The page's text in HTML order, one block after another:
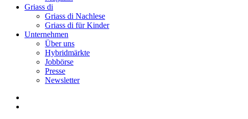
Griass di
Griass di Nachlese
Griass di für Kinder
Unternehmen
Über uns
Hybridmärkte
Jobbörse
Presse
Newsletter